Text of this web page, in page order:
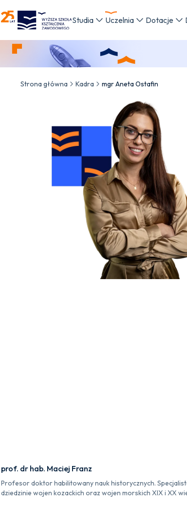
WSKZ - strona główna
Studia Uczelnia Dotacje
Strona główna Kadra mgr Aneta Ostafin
prof. dr hab. Maciej Franz
Profesor doktor habilitowany nauk historycznych.
dziedzinie wojen kozackich oraz wojen morskich XIX i XX